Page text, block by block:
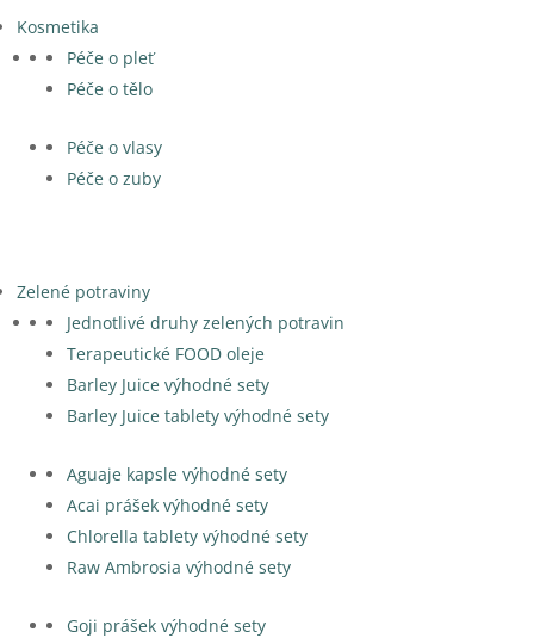
Kosmetika
Péče o pleť
Péče o tělo
Péče o vlasy
Péče o zuby
Zelené potraviny
Jednotlivé druhy zelených potravin
Terapeutické FOOD oleje
Barley Juice výhodné sety
Barley Juice tablety výhodné sety
Aguaje kapsle výhodné sety
Acai prášek výhodné sety
Chlorella tablety výhodné sety
Raw Ambrosia výhodné sety
Goji prášek výhodné sety